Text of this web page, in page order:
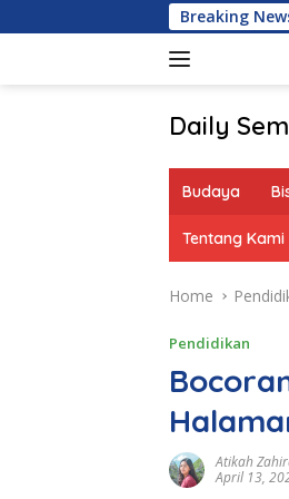
to
Breaking
Daily
Hari
Informasi
Anda"
Budaya
Tentang Kami
Home
Pendidikan
Atikah
April 13,